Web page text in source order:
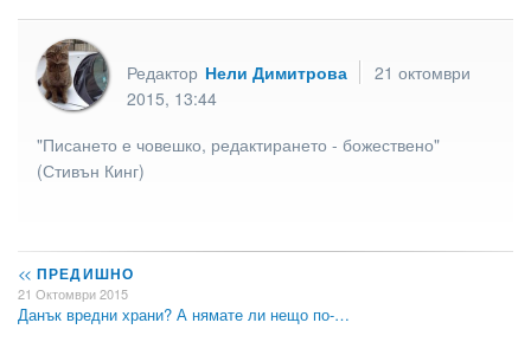
Редактор Нели Димитрова
21 октомври
2015, 13:44
"Писането е човешко, редактирането - божествено"
(Стивън Кинг)
<< ПРЕДИШНО
21 Октомври 2015
Данък вредни храни? А нямате ли нещо по-…